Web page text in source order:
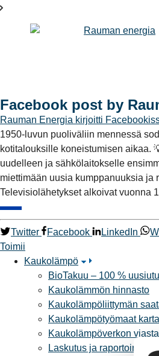
Facebook post by
Rauman Energia kirjoitti
1950-luvun puoliväliin mennessä
kotitalouksille koneistumisen aikaa.
uudelleen ja sähkölaitokselle
miettimään uusia kumppanuuksia
Televisiolähetykset alkoivat vuonna
Twitter Facebook LinkedIn
Toimii
Kaukolämpö
BioTakuu – 100 %
Kaukolämmön hinnasto
Kaukolämpöliittymän
Kaukolämpötyömaat
Kaukolämpöverkon
Laskutus ja raportointi